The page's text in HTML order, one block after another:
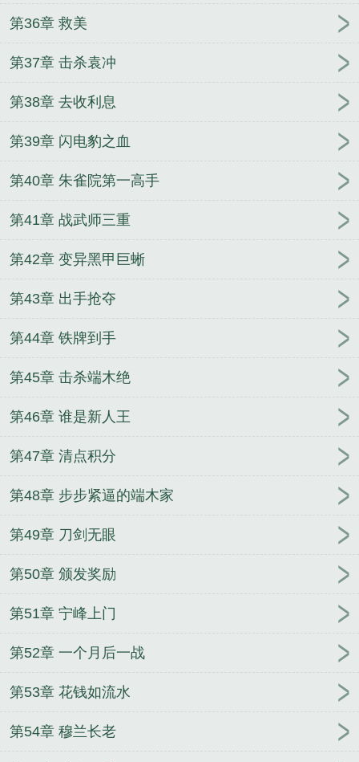
第36章 救美
第37章 击杀袁冲
第38章 去收利息
第39章 闪电豹之血
第40章 朱雀院第一高手
第41章 战武师三重
第42章 变异黑甲巨蜥
第43章 出手抢夺
第44章 铁牌到手
第45章 击杀端木绝
第46章 谁是新人王
第47章 清点积分
第48章 步步紧逼的端木家
第49章 刀剑无眼
第50章 颁发奖励
第51章 宁峰上门
第52章 一个月后一战
第53章 花钱如流水
第54章 穆兰长老